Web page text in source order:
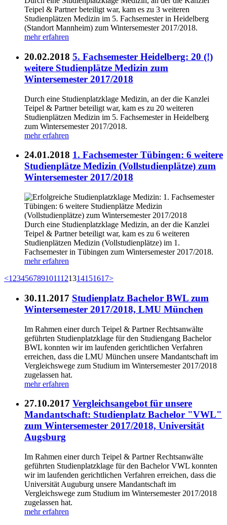
Teipel & Partner beteiligt war, kam es zu 3 weiteren
Studienplätzen Medizin im 5. Fachsemester in Heidelberg
(Standort Mannheim) zum Wintersemester 2017/2018.
mehr erfahren
20.02.2018 5. Fachsemester Heidelberg: 20 (!)
weitere Studienplätze Medizin zum
Wintersemester 2017/2018
Durch eine Studienplatzklage Medizin, an der die Kanzlei
Teipel & Partner beteiligt war, kam es zu 20 weiteren
Studienplätzen Medizin im 5. Fachsemester in Heidelberg
zum Wintersemester 2017/2018.
mehr erfahren
24.01.2018 1. Fachsemester Tübingen: 6 weitere
Studienplätze Medizin (Vollstudienplätze) zum
Wintersemester 2017/2018
Durch eine Studienplatzklage Medizin, an der die Kanzlei
Teipel & Partner beteiligt war, kam es zu 6 weiteren
Studienplätzen Medizin (Vollstudienplätze) im 1.
Fachsemester in Tübingen zum Wintersemester 2017/2018.
mehr erfahren
<1 234567891011121314151617>
30.11.2017 Studienplatz Bachelor BWL zum
Wintersemester 2017/2018, LMU München
Im Rahmen einer durch Teipel & Partner Rechtsanwälte
geführten Studienplatzklage für den Studiengang Bachelor
BWL konnten wir im laufenden gerichtlichen Verfahren
erreichen, dass die LMU München unsere Mandantschaft im
Vergleichswege zum Studium im Wintersemester 2017/2018
zugelassen hat.
mehr erfahren
27.10.2017 Vergleichsangebot für unsere
Mandantschaft: Studienplatz Bachelor "VWL"
zum Wintersemester 2017/2018, Universität
Augsburg
Im Rahmen einer durch Teipel & Partner Rechtsanwälte
geführten Studienplatzklage für den Bachelor VWL konnten
wir im laufenden gerichtlichen Verfahren erreichen, dass die
Universität Auguburg unsere Mandantschaft im
Vergleichswege zum Studium im Wintersemester 2017/2018
zugelassen hat.
mehr erfahren